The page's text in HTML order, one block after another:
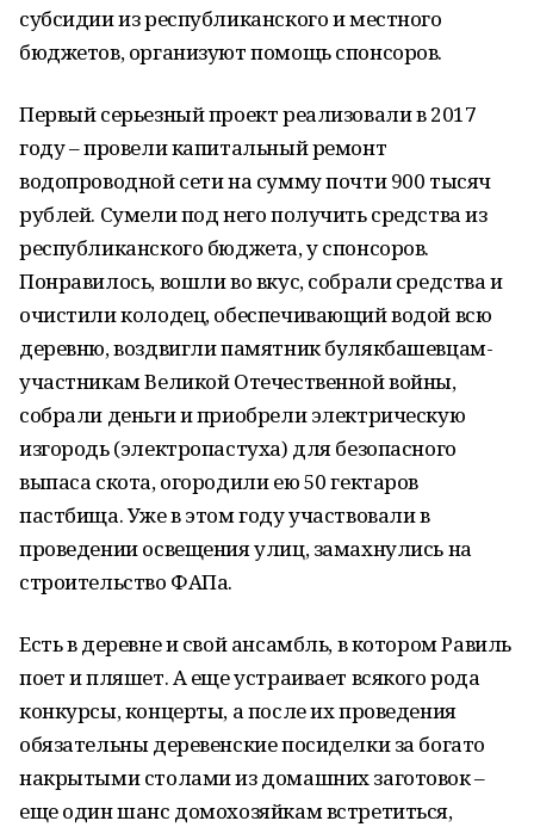
субсидии из республиканского и местного
бюджетов, организуют помощь спонсоров.
Первый серьезный проект реализовали в 2017
году – провели капитальный ремонт
водопроводной сети на сумму почти 900 тысяч
рублей. Сумели под него получить средства из
республиканского бюджета, у спонсоров.
Понравилось, вошли во вкус, собрали средства и
очистили колодец, обеспечивающий водой всю
деревню, воздвигли памятник булякбашевцам-
участникам Великой Отечественной войны,
собрали деньги и приобрели электрическую
изгородь (электропастуха) для безопасного
выпаса скота, огородили ею 50 гектаров
пастбища. Уже в этом году участвовали в
проведении освещения улиц, замахнулись на
строительство ФАПа.
Есть в деревне и свой ансамбль, в котором Равиль
поет и пляшет. А еще устраивает всякого рода
конкурсы, концерты, а после их проведения
обязательны деревенские посиделки за богато
накрытыми столами из домашних заготовок –
еще один шанс домохозяйкам встретиться,